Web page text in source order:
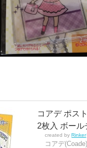
コアデ ポス
2枚入 ボー
created byRinker
コアデ(Coade)